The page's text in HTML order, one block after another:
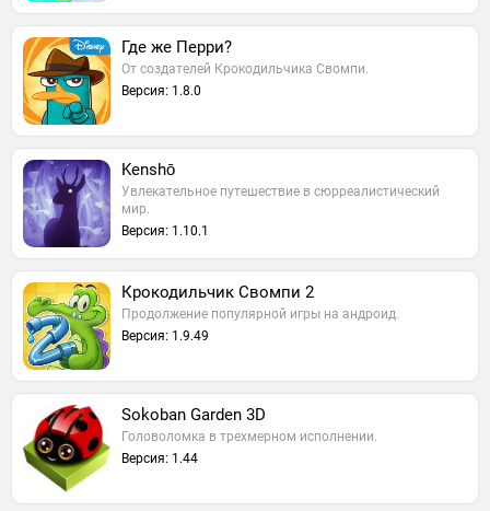
Где же Перри?
От создателей Крокодильчика Свомпи.
Версия: 1.8.0
Kenshō
Увлекательное путешествие в сюрреалистический
мир.
Версия: 1.10.1
Крокодильчик Свомпи 2
Продолжение популярной игры на андроид.
Версия: 1.9.49
Sokoban Garden 3D
Головоломка в трехмерном исполнении.
Версия: 1.44